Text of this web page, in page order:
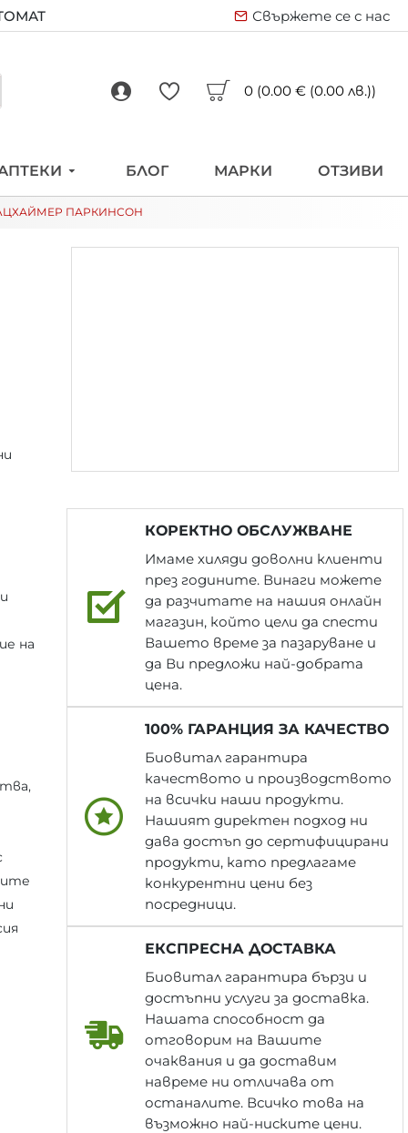
Свържете се с нас
0 (0.00 € (0.00 лв.))
БЛОГ МАРКИ ОТЗИВИ
ПАРКИНСОН
на
КОРЕКТНО ОБСЛУЖВАНЕ
Имаме хиляди доволни клиенти
през годините. Винаги можете
да разчитате на нашия онлайн
магазин, който цели да спести
Вашето време за пазаруване и
да Ви предложи най-добрата
цена.
100% ГАРАНЦИЯ ЗА КАЧЕСТВО
Биовитал гарантира
качеството и производството
на всички наши продукти.
Нашият директен подход ни
дава достъп до сертифицирани
продукти, като предлагаме
конкурентни цени без
посредници.
ЕКСПРЕСНА ДОСТАВКА
Биовитал гарантира бързи и
достъпни услуги за доставка.
Нашата способност да
отговорим на Вашите
очаквания и да доставим
навреме ни отличава от
останалите. Всичко това на
възможно най-ниските цени.